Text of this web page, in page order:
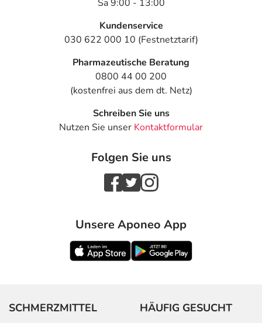
Sa 9:00 - 13:00
Kundenservice
030 622 000 10 (Festnetztarif)
Pharmazeutische Beratung
0800 44 00 200
(kostenfrei aus dem dt. Netz)
Schreiben Sie uns
Nutzen Sie unser Kontaktformular
Folgen Sie uns
Unsere Aponeo App
SCHMERZMITTEL HÄUFIG GESUCHT